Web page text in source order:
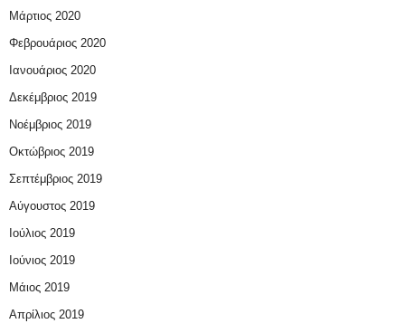
Μάρτιος 2020
Φεβρουάριος 2020
Ιανουάριος 2020
Δεκέμβριος 2019
Νοέμβριος 2019
Οκτώβριος 2019
Σεπτέμβριος 2019
Αύγουστος 2019
Ιούλιος 2019
Ιούνιος 2019
Μάιος 2019
Απρίλιος 2019